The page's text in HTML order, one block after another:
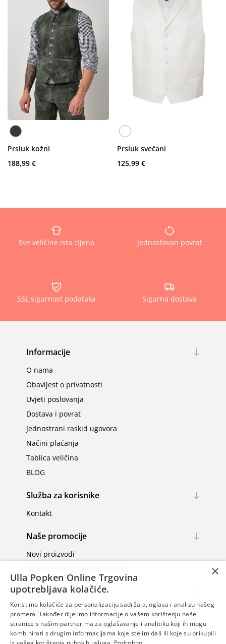
Prsluk kožni
188,99 €
Prsluk svečani
125,99 €
Sve veličine ista cijena Jednostavan povrat
SSL sigurnost podataka Sigurna dostava
Informacije
O nama
Obavijest o privatnosti
Uvjeti poslovanja
Dostava i povrat
Jednostrani raskid ugovora
Načini plaćanja
Tablica veličina
BLOG
Služba za korisnike
Kontakt
Naše promocije
Novi proizvodi
Moj račun
Moj račun
Narudžbe
Adrese
×
Ulla Popken Online Trgovina
upotrebljava kolačiće.
Koristimo kolačiće za personalizaciju sadržaja, oglasa i analizu našeg
prometa. Također dijelimo informacije o vašem korištenju naše
stranice s našim partnerima za oglašavanje i analitiku koji ih mogu
kombinirati s drugim informacijama koje ste im dali ili koje su prikupili